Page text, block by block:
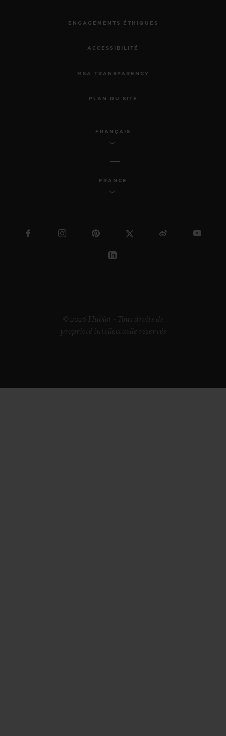
ENGAGEMENTS ÉTHIQUES
ACCESSIBILITÉ
MSA TRANSPARENCY
PLAN DU SITE
FRANÇAIS
FRANCE
© 2026 Hublot - Tous droits de
propriété intellectuelle réservés